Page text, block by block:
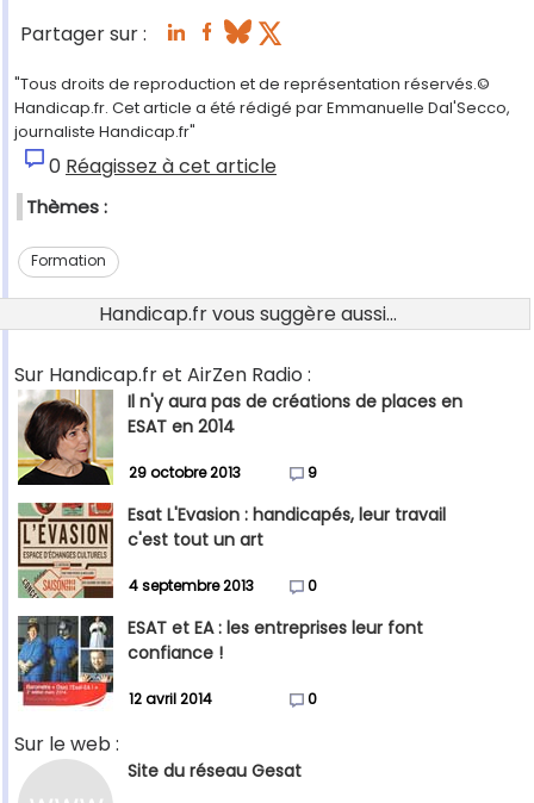
Partager sur :
"Tous droits de reproduction et de représentation réservés.©
Handicap.fr. Cet article a été rédigé par Emmanuelle Dal'Secco,
journaliste Handicap.fr"
0 Réagissez à cet article
Thèmes :
Formation
Handicap.fr vous suggère aussi...
Sur Handicap.fr et AirZen Radio :
Il n'y aura pas de créations de places en
ESAT en 2014
29 octobre 2013 9
Esat L'Evasion : handicapés, leur travail
c'est tout un art
4 septembre 2013 0
ESAT et EA : les entreprises leur font
confiance !
12 avril 2014 0
Sur le web :
Site du réseau Gesat